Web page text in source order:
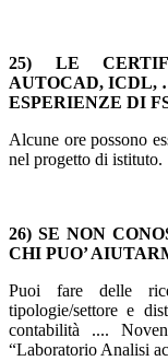
25) LE
AUTOCAD, ICDL,
ESPERIENZE DI
Alcune ore possono
nel progetto di istituto.
26) SE NON
CHI PUO’
Puoi fare delle
tipologie/settore e
contabilità ....
“Laboratorio Analisi